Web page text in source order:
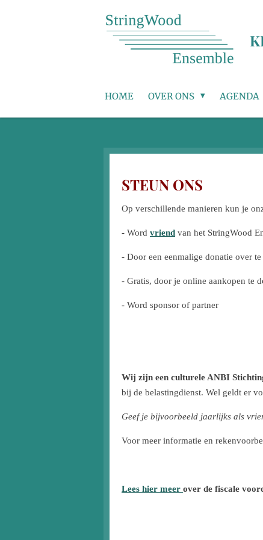
HOME OVER ONS AGENDA
STEUN ONS
Op verschillende manieren kun je
- Word vriend van het StringWood
- Door een eenmalige donatie over
- Gratis, door je online aankopen te
- Word sponsor of partner
Wij zijn een culturele ANBI
bij de belastingdienst. Wel geldt er
Geef je bijvoorbeeld jaarlijks als
Voor meer informatie en
Lees hier meer over de fiscale